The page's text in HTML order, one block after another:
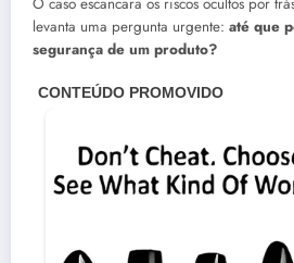
levanta uma pergunta urgente: até que
segurança de um produto?